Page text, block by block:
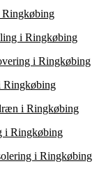
Ringkøbing
i Ringkøbing
i Ringkøbing
Ringkøbing
i Ringkøbing
i Ringkøbing
i Ringkøbing